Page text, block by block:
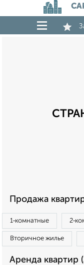
Продажа
1‑комнатные
Вторичное жилье
Аренда квартир